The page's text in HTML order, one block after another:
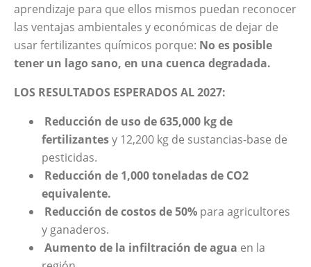
aprendizaje para que ellos mismos puedan reconocer
las ventajas ambientales y económicas de dejar de
usar fertilizantes químicos porque: No es posible
tener un lago sano, en una cuenca degradada.
LOS RESULTADOS ESPERADOS AL 2027:
Reducción de uso de 635,000 kg de
fertilizantesy 12,200 kg de sustancias-base de
pesticidas.
Reducción de 1,000 toneladas de CO2
equivalente.
Reducción de costos de 50% para agricultores
y ganaderos.
Aumento de la infiltración de agua en la